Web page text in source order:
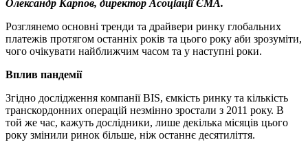
Олександр Карпов, директор Асоціації ЄМА.
Розглянемо основні тренди та драйвери ринку глобальних
платежів протягом останніх років та цього року аби зрозуміти,
чого очікувати найближчим часом та у наступні роки.
Вплив пандемії
Згідно дослідження компанії BIS, ємкість ринку та кількість
транскордонних операцій незмінно зростали з 2011 року. В
той же час, кажуть дослідники, лише декілька місяців цього
року змінили ринок більше, ніж останнє десятиліття.